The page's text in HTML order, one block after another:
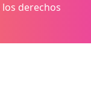
derechos